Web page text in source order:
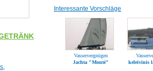
,
Interessante Vorschläge
Vasservergnügen
Jachta "Montė"
keleivinis